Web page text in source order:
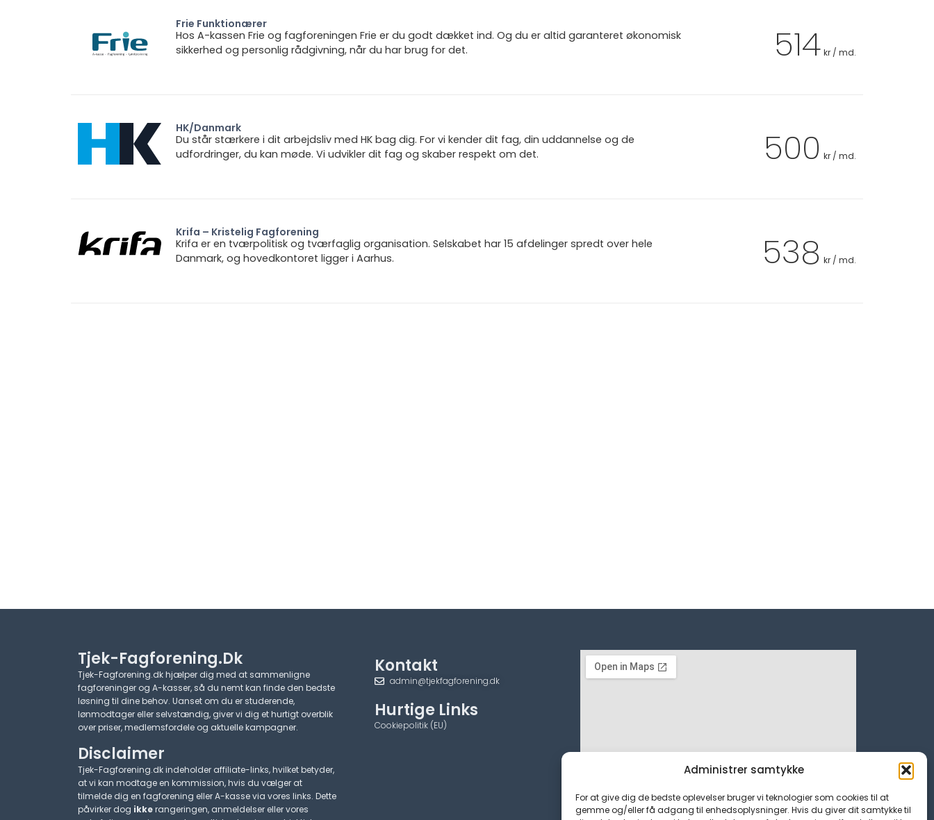
Administrer samtykke
For at give dig de bedste oplevelser bruger vi teknologier som cookies til at
gemme og/eller få adgang til enhedsoplysninger. Hvis du giver dit samtykke til
Frie Funktionærer
Hos A-kassen Frie og fagforeningen Frie er du godt dækket ind. Og du er altid garanteret økonomisk
sikkerhed og personlig rådgivning, når du har brug for det.
514 kr / md.
HK/Danmark
Du står stærkere i dit arbejdsliv med HK bag dig. For vi kender dit fag, din uddannelse og de
udfordringer, du kan møde. Vi udvikler dit fag og skaber respekt om det.
500 kr / md.
Krifa – Kristelig Fagforening
Krifa er en tværpolitisk og tværfaglig organisation. Selskabet har 15 afdelinger spredt over hele
Danmark, og hovedkontoret ligger i Aarhus.
538 kr / md.
Tjek-Fagforening.dk
Tjek-Fagforening.dk hjælper dig med at sammenligne
fagforeninger og A-kasser, så du nemt kan finde den bedste
løsning til dine behov. Uanset om du er studerende,
lønmodtager eller selvstændig, giver vi dig et hurtigt overblik
over priser, medlemsfordele og aktuelle kampagner.​
Disclaimer
Tjek-Fagforening.dk indeholder affiliate-links, hvilket betyder,
at vi kan modtage en kommission, hvis du vælger at
tilmelde dig en fagforening eller A-kasse via vores links. Dette
påvirker dog ikkerangeringen, anmeldelser eller vores
Kontakt
admin@tjekfagforening.dk
Hurtige Links
Cookiepolitik (EU)